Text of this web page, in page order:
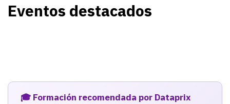
Eventos destacados
🎓 Formación recomendada por Dataprix